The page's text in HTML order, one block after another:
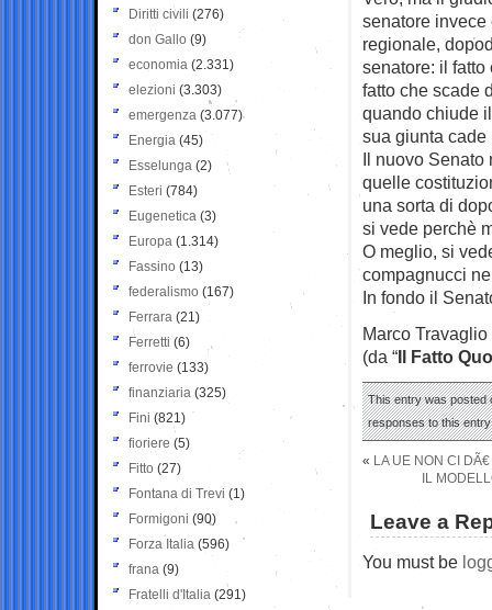
senatore
regionale,
senatore: il
fatto che scade
quando chiude
sua giunta cade
Il nuovo Senato
quelle
una sorta di
si vede perchè
O meglio, si
compagnucci
In fondo il
Marco Travaglio
(da “Il Fatto
This entry was posted
responses to this
« LA UE NON CI
IL
Leave a
You must be
Diritti civili (276)
don Gallo (9)
economia (2.331)
elezioni (3.303)
emergenza (3.077)
Energia (45)
Esselunga (2)
Esteri (784)
Eugenetica (3)
Europa (1.314)
Fassino (13)
federalismo (167)
Ferrara (21)
Ferretti (6)
ferrovie (133)
finanziaria (325)
Fini (821)
fioriere (5)
Fitto (27)
Fontana di Trevi (1)
Formigoni (90)
Forza Italia (596)
frana (9)
Fratelli d'Italia (291)